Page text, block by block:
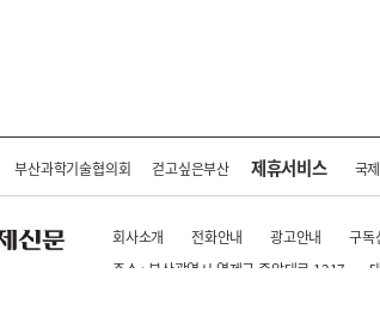
부산과학기술협의회 걷고싶은부산 제휴서비스 국
회사소개 전화안내 광고안내 구독
주소 : 부산광역시 연제구 중앙대로 1217